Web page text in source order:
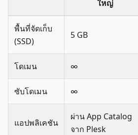
ใหญ่
พื้นที่จัดเก็บ
(SSD)
5 GB
โดเมน ∞
ซับโดเมน ∞
แอปพลิเคชัน
ผ่าน App Catalog
จาก Plesk